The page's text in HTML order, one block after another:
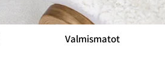
Valmismatot